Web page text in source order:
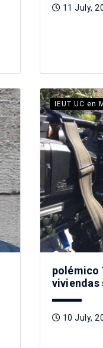
11 July,
IEUT UC en
polémico
viviendas
10 July,